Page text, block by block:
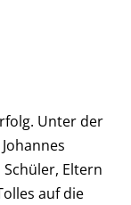
Unter der
Eltern
auf die